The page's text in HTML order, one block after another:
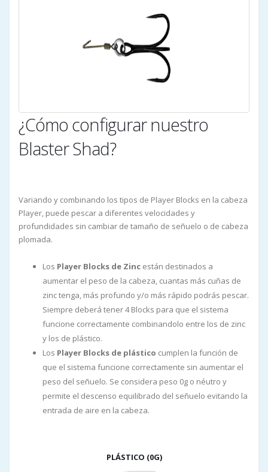
¿Cómo configurar nuestro
Blaster Shad?
Variando y combinando los tipos de Player Blocks en la cabeza
Player, puede pescar a diferentes velocidades y
profundidades sin cambiar de tamaño de señuelo o de cabeza
plomada.
Los Player Blocks de Zinc están destinados a
aumentar el peso de la cabeza, cuantas más cuñas de
zinc tenga, más profundo y/o más rápido podrás pescar.
Siempre deberá tener 4 Blocks para que el sistema
funcione correctamente combinandolo entre los de zinc
y los de plástico.
Los Player Blocks de plástico cumplen la función de
que el sistema funcione correctamente sin aumentar el
peso del señuelo. Se considera peso 0g o néutro y
permite el descenso equilibrado del señuelo evitando la
entrada de aire en la cabeza.
PLÁSTICO (0G)